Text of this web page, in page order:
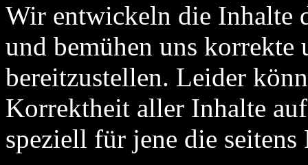
Wir entwickeln die Inhalte
und bemühen uns
bereitzustellen. Leider
Korrektheit aller Inhalte
speziell für jene die